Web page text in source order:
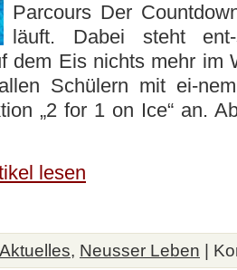
Parcours Der
läuft. Dabei steht
dem Eis nichts mehr im
Schülern mit ei-
„2 for 1 on Ice“ an.
lesen
Aktuelles, Neusser Leben |